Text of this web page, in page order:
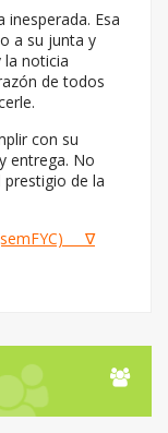
Esa
a su junta y
noticia
de todos
con su
entrega. No
de la
∇